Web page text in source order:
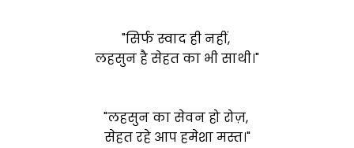
"सिर्फ स्वाद ही नहीं,
लहसुन है सेहत का भी साथी।"
"लहसुन का सेवन हो रोज़,
सेहत रहे आप हमेशा मस्त।"